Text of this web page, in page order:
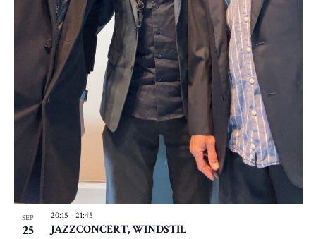
SEP
25 JAZZCONCERT, WINDSTIL
20:15 - 21:45